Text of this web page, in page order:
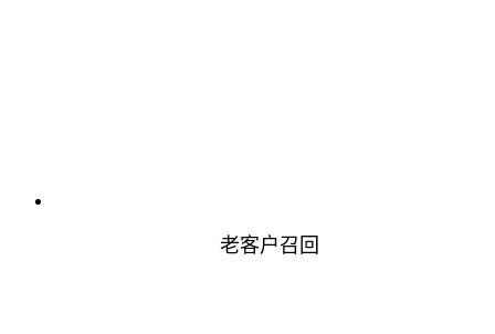
老客户召回